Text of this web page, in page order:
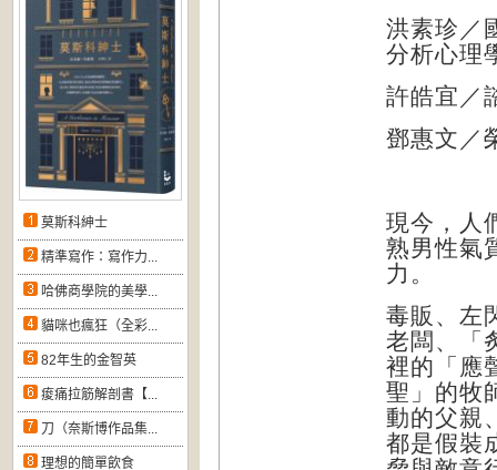
莫斯科紳士
精準寫作：寫作力...
哈佛商學院的美學...
貓咪也瘋狂（全彩...
82年生的金智英
痠痛拉筋解剖書【...
刀（奈斯博作品集...
理想的簡單飲食
洪素珍／
分析心理
許皓宜／
鄧惠文／
現今，人
熟男性氣
力。
毒販、左
老闆、「
裡的「應
聖」的牧
動的父親
都是假裝